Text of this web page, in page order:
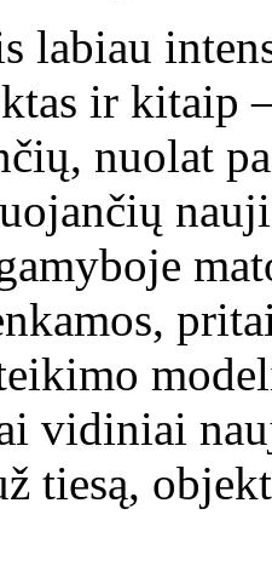
labiau
ir kitaip
nuolat
vidiniai
tiesą,